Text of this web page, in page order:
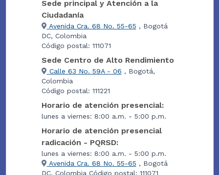
Sede principal y Atención a la
Ciudadanía
Avenida Cra. 68 No. 55-65 , Bogotá
DC, Colombia
Código postal: 111071
Sede Centro de Alto Rendimiento
Calle 63 No. 59A - 06 , Bogotá,
Colombia
Código postal: 111221
Horario de atención presencial:
lunes a viernes: 8:00 a.m. - 5:00 p.m.
Horario de atención presencial
radicación - PQRSD:
lunes a viernes: 8:00 a.m. - 5:00 p.m.
Avenida Cra. 68 No. 55-65 , Bogotá
DC, Colombia Código postal: 111071